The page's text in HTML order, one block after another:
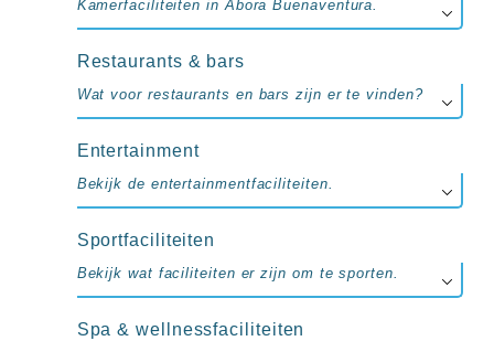
Kamerfaciliteiten in Abora Buenaventura.
Restaurants & bars
Wat voor restaurants en bars zijn er te vinden?
Entertainment
Bekijk de entertainmentfaciliteiten.
Sportfaciliteiten
Bekijk wat faciliteiten er zijn om te sporten.
Spa & wellnessfaciliteiten